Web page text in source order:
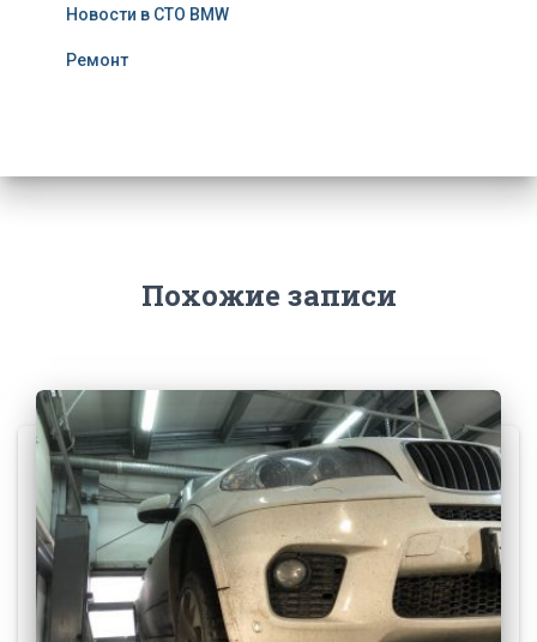
Новости в СТО BMW
Ремонт
Похожие записи